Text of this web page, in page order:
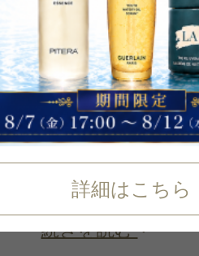
詳細はこちら
ランキング第7位(07
だすことができる”
こだわる化粧品ブラ
なファッション雑誌
で高名な皮膚科専
リニーク（Clinique
続きを読む